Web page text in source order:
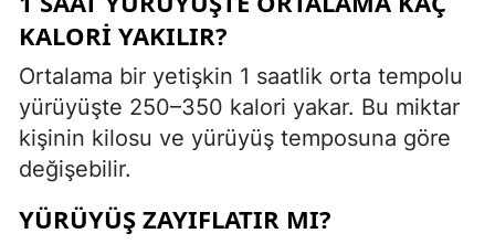
KALORI YAKILIR?
Ortalama bir yetişkin 1 saatlik orta tempolu
yürüyüşte 250–350 kalori yakar. Bu miktar
kişinin kilosu ve yürüyüş temposuna göre
değişebilir.
YÜRÜYÜŞ ZAYIFLATIR MI?